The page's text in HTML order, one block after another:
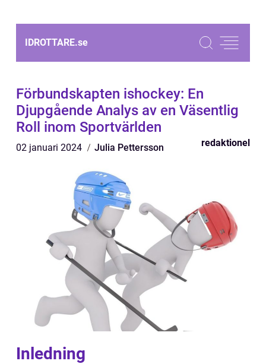
IDROTTARE.se
Förbundskapten ishockey: En
Djupgående Analys av en Väsentlig
Roll inom Sportvärlden
02 januari 2024 Julia Pettersson redaktionel
Inledning